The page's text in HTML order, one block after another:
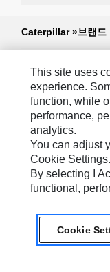
Caterpillar »브랜드
Caterpillar.com
Caterpillar에 문의
내 마케팅 기본 설정
사이트 맵
Cookie Settings
개인정보취급방침
위치정보 이용약관
This site uses
experience.
function, while
performance,
analytics.
You can adjust
Cookie Settings.
By selecting I
functional,
Cookie